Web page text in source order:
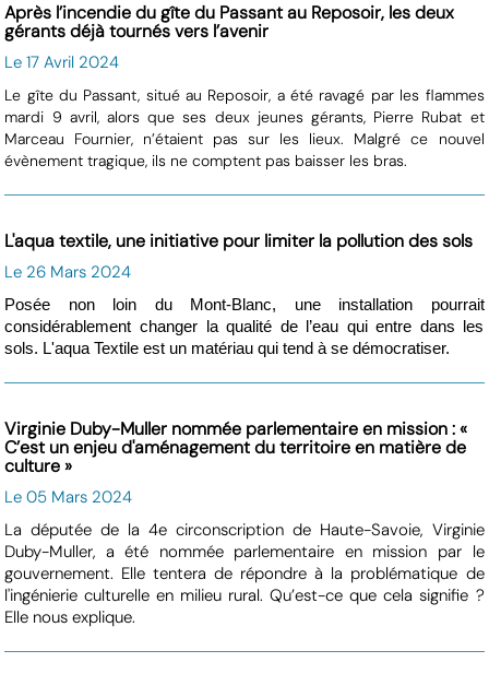
Après l’incendie du gîte du Passant au Reposoir, les deux
gérants déjà tournés vers l’avenir
Le 17 Avril 2024
Le gîte du Passant, situé au Reposoir, a été ravagé par les flammes
mardi 9 avril, alors que ses deux jeunes gérants, Pierre Rubat et
Marceau Fournier, n’étaient pas sur les lieux. Malgré ce nouvel
évènement tragique, ils ne comptent pas baisser les bras.
L'aqua textile, une initiative pour limiter la pollution des sols
Le 26 Mars 2024
Posée non loin du Mont-Blanc, une installation pourrait
considérablement changer la qualité de l’eau qui entre dans les
sols. L'aqua Textile est un matériau qui tend à se démocratiser.
Virginie Duby-Muller nommée parlementaire en mission : «
C’est un enjeu d'aménagement du territoire en matière de
culture »
Le 05 Mars 2024
La députée de la 4e circonscription de Haute-Savoie, Virginie
Duby-Muller, a été nommée parlementaire en mission par le
gouvernement. Elle tentera de répondre à la problématique de
l'ingénierie culturelle en milieu rural. Qu’est-ce que cela signifie ?
Elle nous explique.